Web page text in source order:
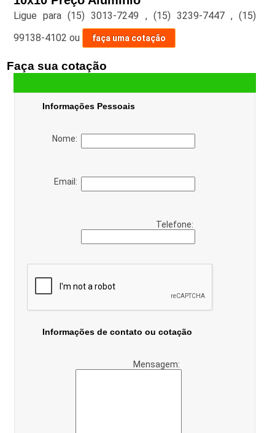
Ligue para(15) 3013-7249 , (15) 3239-7447 ,(15)
99138-4102 ou faça uma cotação
Faça sua cotação
Informações Pessoais
Nome:
Email:
Telefone:
Informações de contato ou cotação
Mensagem: